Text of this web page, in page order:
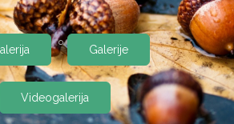
Galerije
Videogalerija